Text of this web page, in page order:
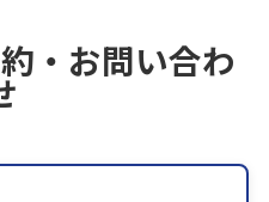
・お問い合わ